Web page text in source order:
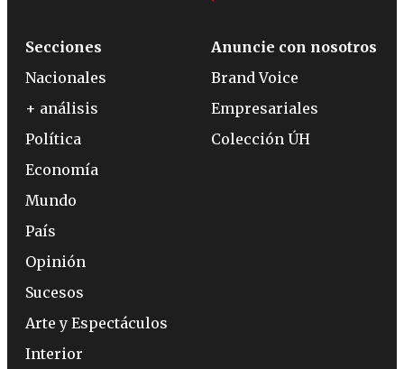
Secciones
Nacionales
+ análisis
Política
Economía
Mundo
País
Opinión
Sucesos
Arte y Espectáculos
Interior
Anuncie con nosotros
Brand Voice
Empresariales
Colección ÚH